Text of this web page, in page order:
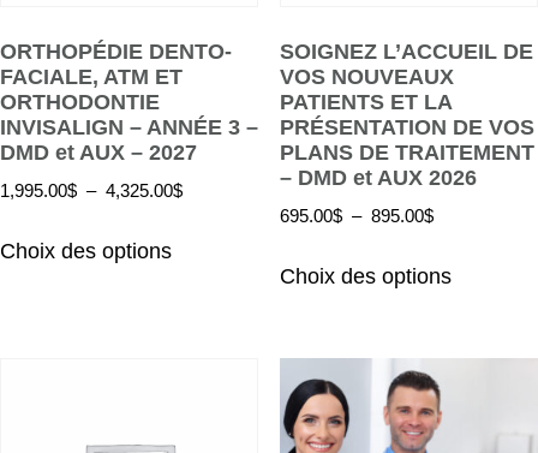
ORTHOPÉDIE DENTO-
FACIALE, ATM ET
ORTHODONTIE
INVISALIGN – ANNÉE 3 –
DMD et AUX – 2027
1,995.00$ – 4,325.00$
Choix des options
SOIGNEZ L’ACCUEIL DE
VOS NOUVEAUX
PATIENTS ET LA
PRÉSENTATION DE VOS
PLANS DE TRAITEMENT
– DMD et AUX 2026
695.00$ – 895.00$
Choix des options